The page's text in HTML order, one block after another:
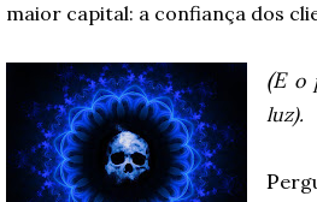
maior capital: a confiança dos
(Eo
luz).
P